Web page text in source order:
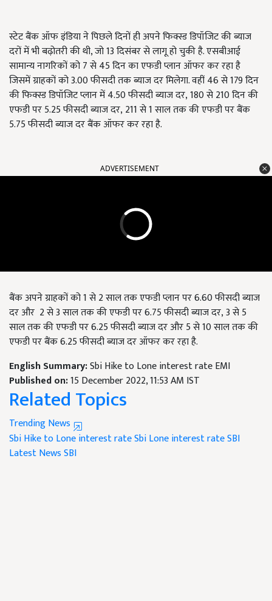
स्टेट बैंक ऑफ इंडिया ने पिछले दिनों ही अपने फिक्स्ड डिपॉजिट की ब्याज
दरों में भी बढ़ोतरी की थी,जो13दिसंबर से लागू हो चुकी है. एसबीआई
सामान्य नागरिकों को7से45दिन का एफडी प्लान ऑफर कर रहा है
जिसमें ग्राहकों को3.00फीसदी तक ब्याज दर मिलेगा. वहीं46से179दिन
की फिक्स्ड डिपॉजिट प्लान में4.50फीसदी ब्याज दर, 180से210दिन की
एफडी पर5.25फीसदी ब्याज दर, 211से1साल तक की एफडी पर बैंक
5.75फीसदी ब्याज दर बैंक ऑफर कर रहा है.
ADVERTISEMENT
बैंक अपने ग्राहकों को 1से2साल तक एफडी प्लान पर6.60फीसदी ब्याज
दर और 2से3साल तक की एफडी पर6.75फीसदी ब्याज दर, 3से5
साल तक की एफडी पर6.25फीसदी ब्याज दर और5से10साल तक की
एफडी पर बैंक6.25फीसदी ब्याज दर ऑफर कर रहा है.
English Summary:Sbi Hike to Lone interest rate EMI
Published on:15 December 2022, 11:53 AM IST
Related Topics
Trending News
Sbi Hike to Lone interest rateSbi Lone interest rateSBI
Latest NewsSBI